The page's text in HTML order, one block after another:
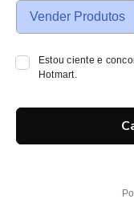
Vender Produtos
Estou ciente e
Hotmart.